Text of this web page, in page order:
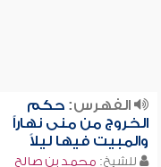
الفهرس:حكم
الخروج من منى نهاراً
والمبيت فيها ليلاً
للشيخ: محمد بن صالح